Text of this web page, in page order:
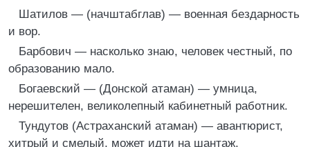
Шатилов — (начштабглав) — военная бездарность
и вор.
Барбович — насколько знаю, человек честный, по
образованию мало.
Богаевский — (Донской атаман) — умница,
нерешителен, великолепный кабинетный работник.
Тундутов (Астраханский атаман) — авантюрист,
хитрый и смелый, может идти на шантаж,